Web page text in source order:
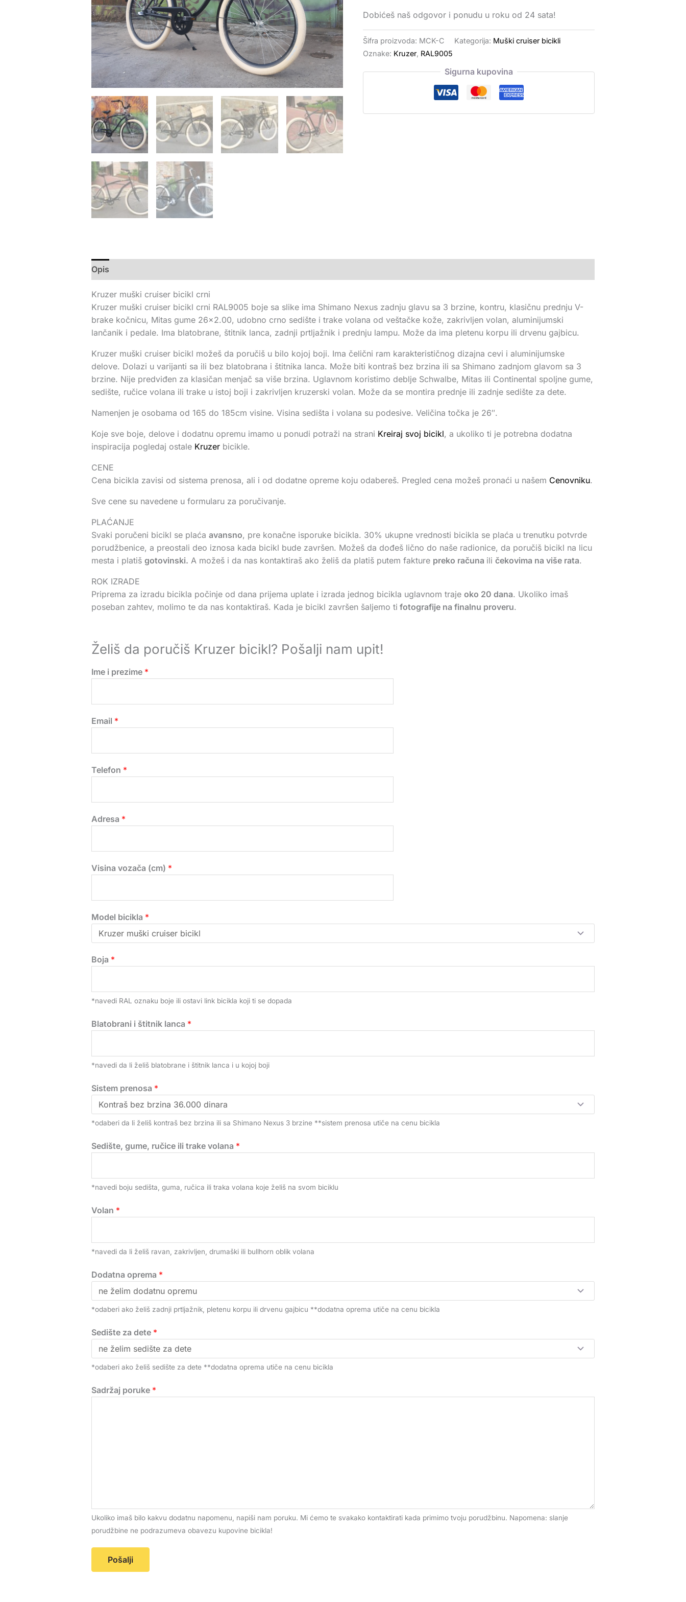
Dobićeš naš odgovor i ponudu u roku od 24 sata!
Šifra proizvoda: MCK-C Kategorija: Muški cruiser bicikli
Oznake: Kruzer, RAL9005
Sigurna kupovina
Opis
Kruzer muški cruiser bicikl crni
Kruzer muški cruiser bicikl crni RAL9005 boje sa slike ima Shimano Nexus zadnju glavu sa 3 brzine, kontru, klasičnu prednju V-
brake kočnicu, Mitas gume 26×2.00, udobno crno sedište i trake volana od veštačke kože, zakrivljen volan, aluminijumski
lančanik i pedale. Ima blatobrane, štitnik lanca, zadnji prtljažnik i prednju lampu. Može da ima pletenu korpu ili drvenu gajbicu.
Kruzer muški cruiser bicikl možeš da poručiš u bilo kojoj boji. Ima čelični ram karakterističnog dizajna cevi i aluminijumske
delove. Dolazi u varijanti sa ili bez blatobrana i štitnika lanca. Može biti kontraš bez brzina ili sa Shimano zadnjom glavom sa 3
brzine. Nije predviđen za klasičan menjač sa više brzina. Uglavnom koristimo deblje Schwalbe, Mitas ili Continental spoljne gume,
sedište, ručice volana ili trake u istoj boji i zakrivljen kruzerski volan. Može da se montira prednje ili zadnje sedište za dete.
Namenjen je osobama od 165 do 185cm visine. Visina sedišta i volana su podesive. Veličina točka je 26″.
Koje sve boje, delove i dodatnu opremu imamo u ponudi potraži na strani Kreiraj svoj bicikl, a ukoliko ti je potrebna dodatna
inspiracija pogledaj ostale Kruzerbicikle.
CENE
Cena bicikla zavisi od sistema prenosa, ali i od dodatne opreme koju odabereš. Pregled cena možeš pronaći u našem Cenovniku.
Sve cene su navedene u formularu za poručivanje.
PLAĆANJE
Svaki poručeni bicikl se plaća avansno, pre konačne isporuke bicikla. 30% ukupne vrednosti bicikla se plaća u trenutku potvrde
porudžbenice, a preostali deo iznosa kada bicikl bude završen. Možeš da dođeš lično do naše radionice, da poručiš bicikl na licu
mesta i platiš gotovinski. A možeš i da nas kontaktiraš ako želiš da platiš putem fakture preko računa ili čekovima na više rata.
ROK IZRADE
Priprema za izradu bicikla počinje od dana prijema uplate i izrada jednog bicikla uglavnom traje oko 20 dana. Ukoliko imaš
poseban zahtev, molimo te da nas kontaktiraš. Kada je bicikl završen šaljemo ti fotografije na finalnu proveru.
Želiš da poručiš Kruzer bicikl? Pošalji nam upit!
Ime i prezime *
Email *
Telefon *
Adresa *
Visina vozača (cm) *
Model bicikla *
Boja *
*navedi RAL oznaku boje ili ostavi link bicikla koji ti se dopada
Blatobrani i štitnik lanca *
*navedi da li želiš blatobrane i štitnik lanca i u kojoj boji
Sistem prenosa *
*odaberi da li želiš kontraš bez brzina ili sa Shimano Nexus 3 brzine **sistem prenosa utiče na cenu bicikla
Sedište, gume, ručice ili trake volana *
*navedi boju sedišta, guma, ručica ili traka volana koje želiš na svom biciklu
Volan *
*navedi da li želiš ravan, zakrivljen, drumaški ili bullhorn oblik volana
Dodatna oprema *
*odaberi ako želiš zadnji prtljažnik, pletenu korpu ili drvenu gajbicu **dodatna oprema utiče na cenu bicikla
Sedište za dete *
*odaberi ako želiš sedište za dete **dodatna oprema utiče na cenu bicikla
Sadržaj poruke *
Ukoliko imaš bilo kakvu dodatnu napomenu, napiši nam poruku. Mi ćemo te svakako kontaktirati kada primimo tvoju porudžbinu. Napomena: slanje
porudžbine ne podrazumeva obavezu kupovine bicikla!
Pošalji